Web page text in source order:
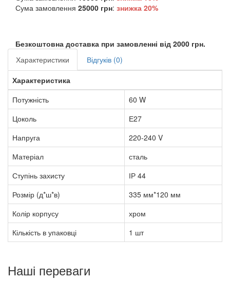
Сума замовлення 25000 грн: знижка 20%
Безкоштовна доставка при замовленні від 2000 грн.
Характеристики
Відгуків (0)
Характеристика
Потужність
60 W
Цоколь
Е27
Напруга
220-240 V
Матеріал
сталь
Ступінь захисту
ІР 44
Розмір (д*ш*в)
335 мм*120 мм
Колір корпусу
хром
Кількість в упаковці
1 шт
Наші переваги